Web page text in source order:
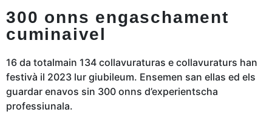
300 onns engaschament
cuminaivel
16 da totalmain 134 collavuraturas e collavuraturs han
festivà il 2023 lur giubileum. Ensemen san ellas ed els
guardar enavos sin 300 onns d’experientscha
professiunala.